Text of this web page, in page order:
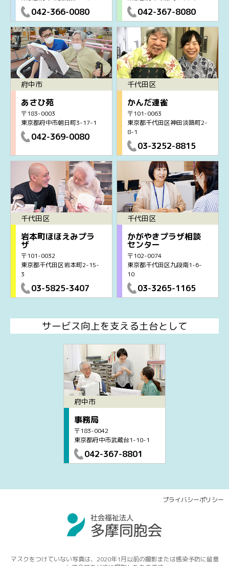
042-366-0080 042-367-8080
府中市
あさひ苑
〒183-0003
東京都府中市朝日町3-17-1
042-369-0080
千代田区
かんだ連雀
〒101-0063
東京都千代田区神田淡路町2-
8-1
03-3252-8815
千代田区
岩本町ほほえみプラ
ザ
〒101-0032
東京都千代田区岩本町2-15-
3
03-5825-3407
千代田区
かがやきプラザ相談
センター
〒102-0074
東京都千代田区九段南1-6-
10
03-3265-1165
サービス向上を支える土台として
府中市
事務局
〒183-0042
東京都府中市武蔵台1-10-1
042-367-8801
プライバシーポリシー
マスクをつけていない写真は、2020年1月以前の撮影または感染予防に留意